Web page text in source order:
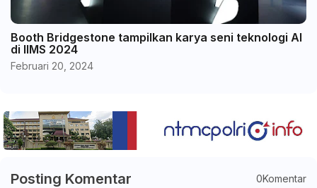
Booth Bridgestone tampilkan karya seni teknologi AI
di IIMS 2024
Februari 20, 2024
Posting Komentar 0Komentar